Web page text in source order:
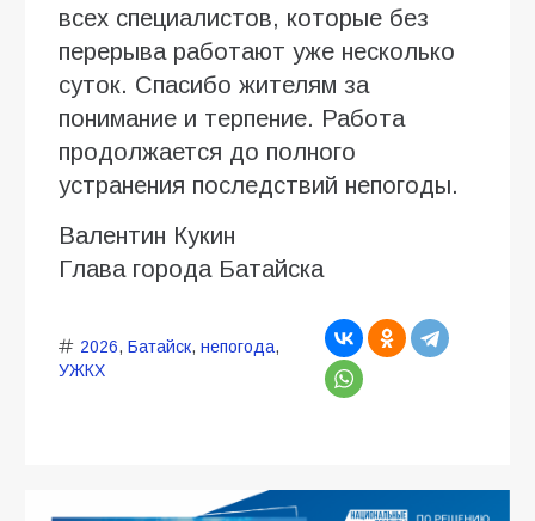
всех специалистов, которые без
перерыва работают уже несколько
суток. Спасибо жителям за
понимание и терпение. Работа
продолжается до полного
устранения последствий непогоды.
Валентин Кукин
Глава города Батайска
2026, Батайск, непогода,
УЖКХ